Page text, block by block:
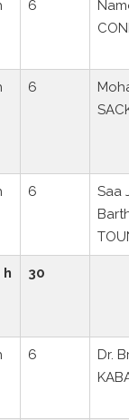
6
6
6
Saa
h 30
6
Dr.
KABA